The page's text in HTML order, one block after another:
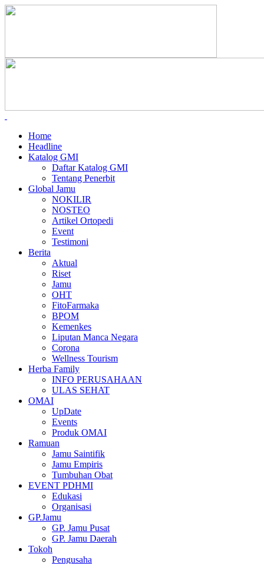
Home
Headline
Katalog GMI
Daftar Katalog GMI
Tentang Penerbit
Global Jamu
NOKILIR
NOSTEO
Artikel Ortopedi
Event
Testimoni
Berita
Aktual
Riset
Jamu
OHT
FitoFarmaka
BPOM
Kemenkes
Liputan Manca Negara
Corona
Wellness Tourism
Herba Family
INFO PERUSAHAAN
ULAS SEHAT
OMAI
UpDate
Events
Produk OMAI
Ramuan
Jamu Saintifik
Jamu Empiris
Tumbuhan Obat
EVENT PDHMI
Edukasi
Organisasi
GP.Jamu
GP. Jamu Pusat
GP. Jamu Daerah
Tokoh
Pengusaha